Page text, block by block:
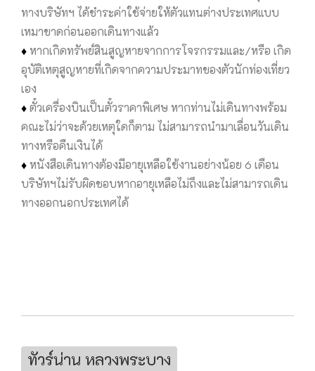
ทางบริษัทฯ ได้ชำระค่าใช้จ่ายให้ตัวแทนต่างประเทศแบบ
เหมาขาดก่อนออกเดินทางแล้ว
♦หากเกิดทรัพย์สินสูญหายจากการโจรกรรมและ/หรือ เกิด
อุบัติเหตุสูญหายที่เกิดจากความประมาทของตัวนักท่องเที่ยว
เอง
♦ตั๋วเครื่องบินเป็นตั๋วราคาพิเศษ หากท่านไม่เดินทางพร้อม
คณะไม่ว่าจะด้วยเหตุใดก็ตาม ไม่สามารถนำมาเลื่อนวันเดิน
ทางหรือคืนเงินได้
♦หนังสือเดินทางต้องมีอายุเหลือใช้งานอย่างน้อย 6 เดือน
บริษัทฯไม่รับผิดชอบหากอายุเหลือไม่ถึงและไม่สามารถเดิน
ทางออกนอกประเทศได้
ทัวร์น่าน หลวงพระบาง